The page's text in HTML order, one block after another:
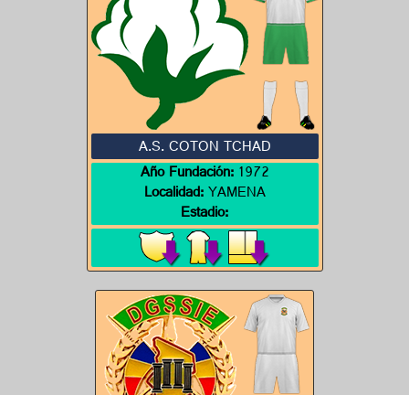
A.S. COTON TCHAD
Año Fundación:1972
Localidad:YAMENA
Estadio: